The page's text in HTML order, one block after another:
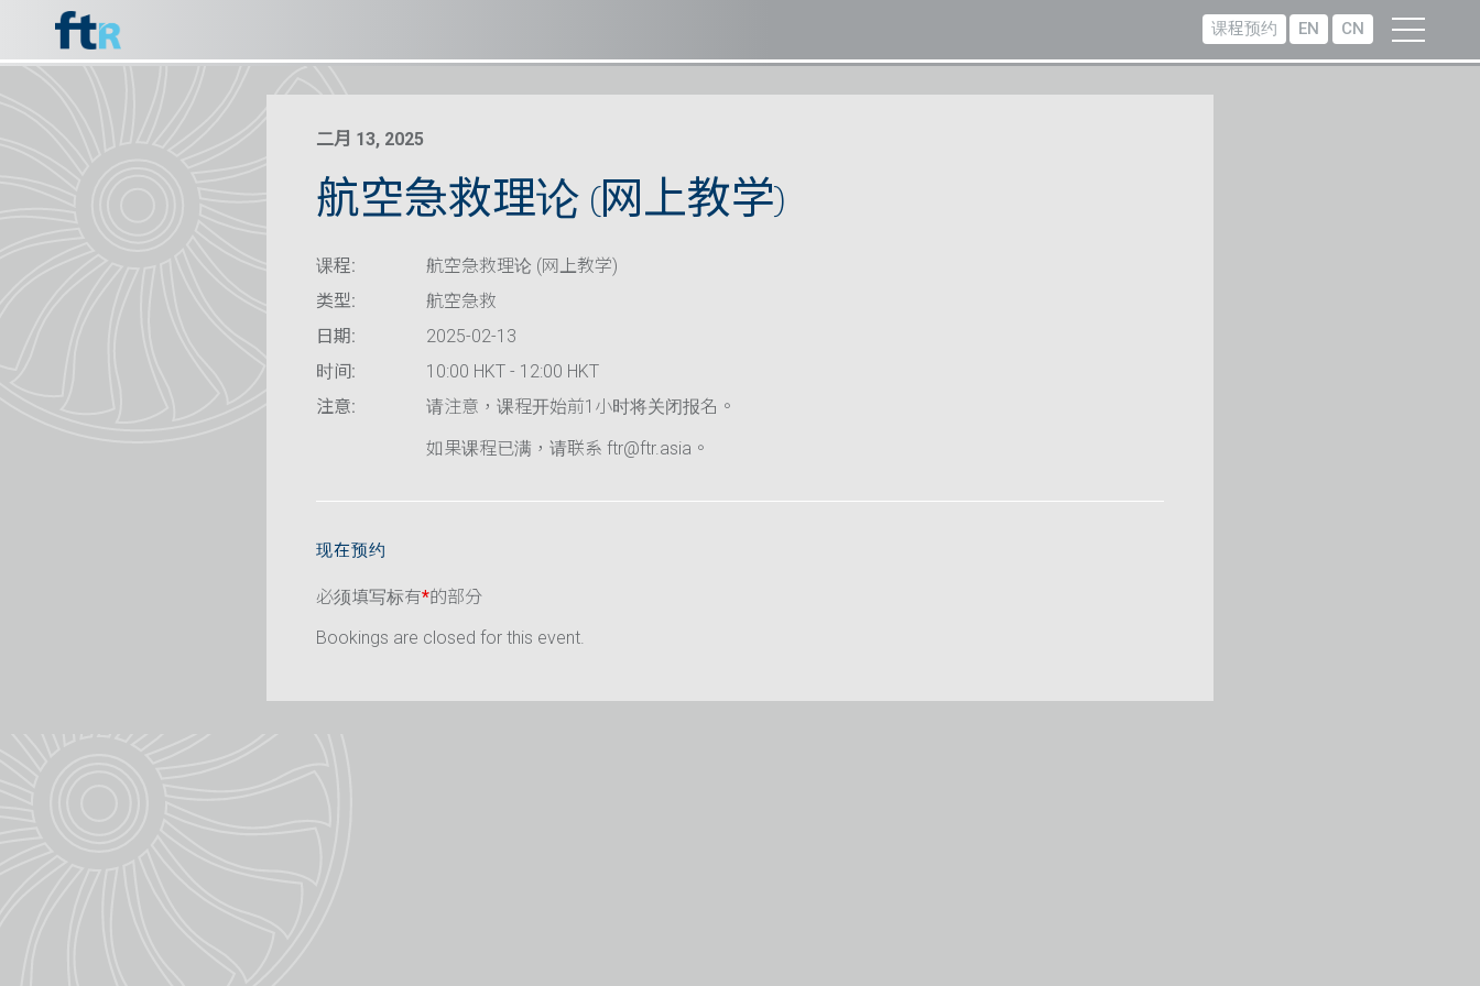
课程预约 EN CN
二月 13, 2025
航空急救理论 (网上教学)
课程:
航空急救理论 (网上教学)
类型:
航空急救
日期:
2025-02-13
时间:
10:00 HKT - 12:00 HKT
注意:
请注意，课程开始前1小时将关闭报名。
如果课程已满，请联系 ftr@ftr.asia。
现在预约
必须填写标有*的部分
Bookings are closed for this event.